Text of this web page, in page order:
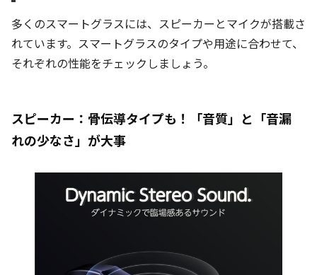
多くのスマートグラスには、スピーカーとマイクが搭載さ
れています。スマートグラスのタイプや用途に合わせて、
それぞれの性能をチェックしましょう。
スピーカー：骨伝導タイプも！「音質」と「音漏
れの少なさ」が大事